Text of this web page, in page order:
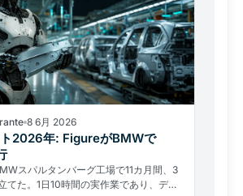
8 6月 2026
2026年: FigureがBMWで
スパルタンバーグ工場で11カ月間、3
てた。1日10時間の実作業であり、デモ